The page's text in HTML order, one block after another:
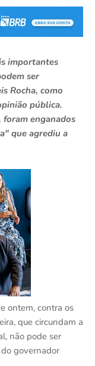
importantes
ser
Rocha, como
pública.
enganados
que agrediu a
ontem, contra os
que circundam a
não pode ser
governador